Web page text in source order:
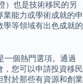
）也是技術移民的另
能力或學術成就的申
等領域有出色成就的
一個熱門選項。通過
您可以申請投資移民
於那些有資源和創業